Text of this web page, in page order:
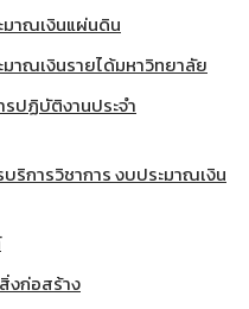
มาณเงินแผ่นดิน
าณเงินรายได้มหาวิทยาลัย
ปฏิบัติงานประจำ
ริการวิชาการ งบประมาณเงิน
งก่อสร้าง